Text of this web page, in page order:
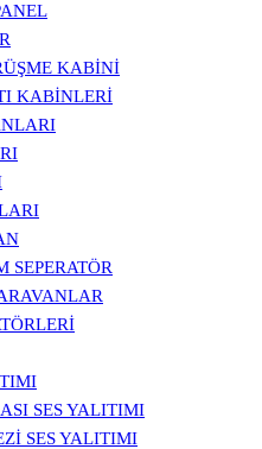
KABINI
KABINLERI
SEPERATÖR
SES YALITIMI
SES YALITIMI